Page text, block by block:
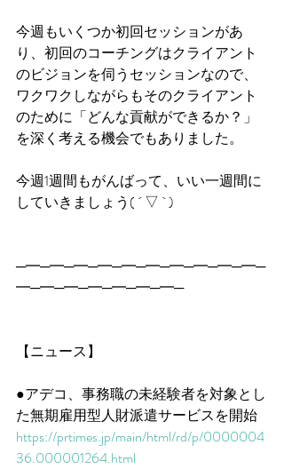
今週もいくつか初回セッションがあ
り、初回のコーチングはクライアント
のビジョンを伺うセッションなので、
ワクワクしながらもそのクライアント
のために「どんな貢献ができるか？」
を深く考える機会でもありました。
今週1週間もがんばって、いい一週間に
していきましょう( ´ ▽ ` )
─━─━─━─━─━─━─━─━─━─━─
━─━─━─━─━─━─━─
【ニュース】
●アデコ、事務職の未経験者を対象とし
た無期雇用型人財派遣サービスを開始
https://prtimes.jp/main/html/rd/p/0000004
36.000001264.html